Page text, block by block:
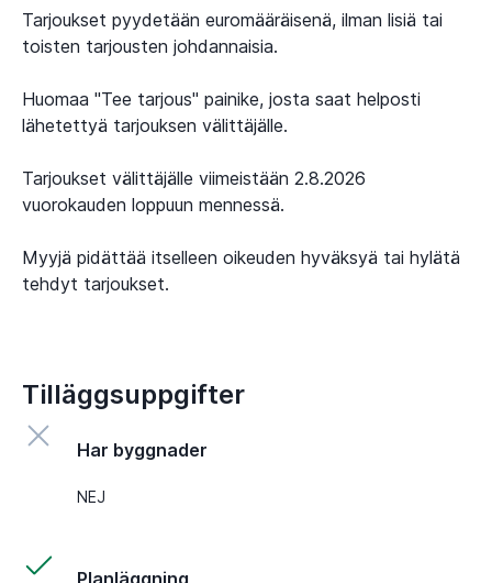
Tarjoukset pyydetään euromääräisenä, ilman lisiä tai
toisten tarjousten johdannaisia.
Huomaa "Tee tarjous" painike, josta saat helposti
lähetettyä tarjouksen välittäjälle.
Tarjoukset välittäjälle viimeistään 2.8.2026
vuorokauden loppuun mennessä.
Myyjä pidättää itselleen oikeuden hyväksyä tai hylätä
tehdyt tarjoukset.
Tilläggsuppgifter
Har byggnader
NEJ